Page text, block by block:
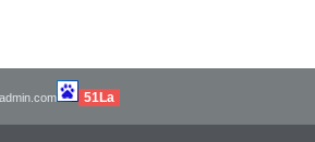
51La